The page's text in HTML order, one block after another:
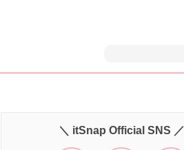
＼ itSnap Official SNS ／